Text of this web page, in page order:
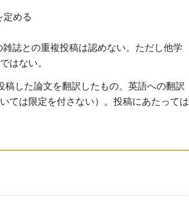
定める
誌との重複投稿は認めない。ただし他学
はない。
した論文を翻訳したもの。英語への翻訳
ては限定を付さない）。投稿にあたっては